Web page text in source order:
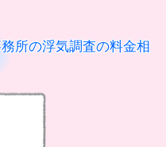
所の浮気調査の料金相